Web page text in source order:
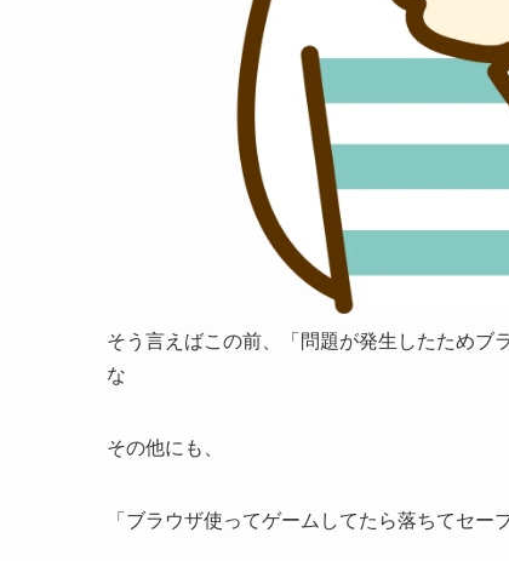
そう言えばこの前、「問題が発生したためブ
な
その他にも、
「ブラウザ使ってゲームしてたら落ちてセー